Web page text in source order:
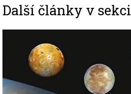
Další články v sekci